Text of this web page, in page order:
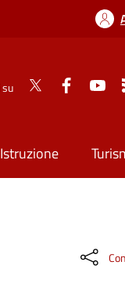
su
Istruzione